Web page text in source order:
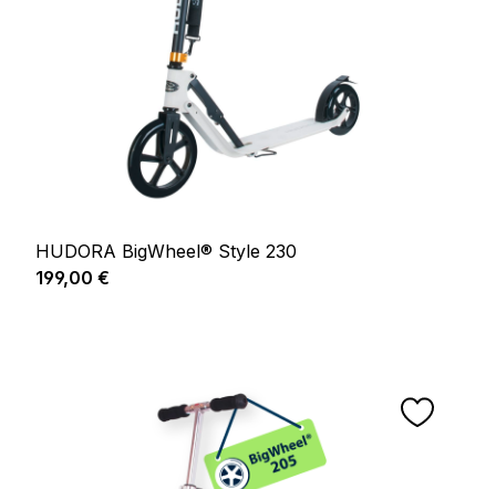
HUDORA BigWheel® Style 230
Prix régulier :
199,00 €